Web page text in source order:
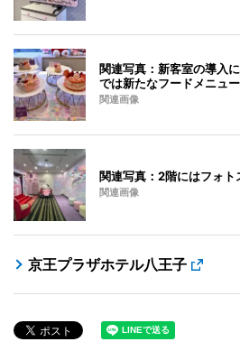
関連写真：新客室の導入
では新たなフードメニュ
関連画像
関連写真：2階にはフォト
関連画像
京王プラザホテル八王子